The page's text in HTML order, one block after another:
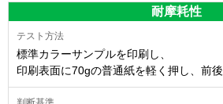
耐摩耗性
標準カラーサンプルを印刷し、
印刷表面に70gの普通紙を軽く押し、前後